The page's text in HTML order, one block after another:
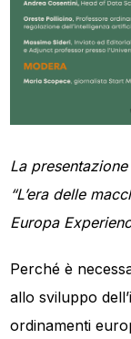
La
“L’era delle
Europa
Perché è
allo sviluppo
ordinamenti